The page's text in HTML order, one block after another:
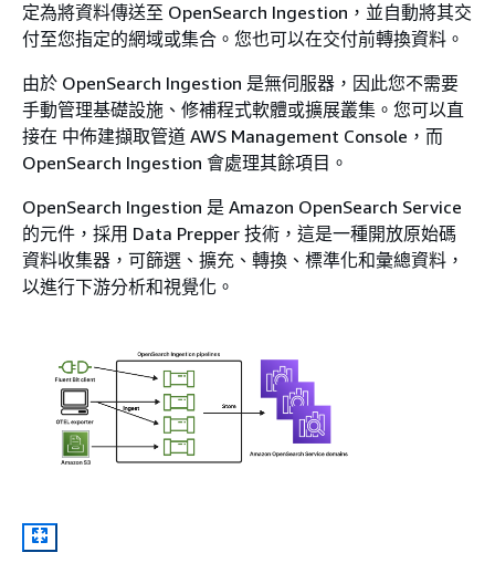
定為將資料傳送至 OpenSearch Ingestion，並自動將其交
付至您指定的網域或集合。您也可以在交付前轉換資料。
由於 OpenSearch Ingestion 是無伺服器，因此您不需要
手動管理基礎設施、修補程式軟體或擴展叢集。您可以直
接在 中佈建擷取管道 AWS Management Console，而
OpenSearch Ingestion 會處理其餘項目。
OpenSearch Ingestion 是 Amazon OpenSearch Service
的元件，採用 Data Prepper 技術，這是一種開放原始碼
資料收集器，可篩選、擴充、轉換、標準化和彙總資料，
以進行下游分析和視覺化。